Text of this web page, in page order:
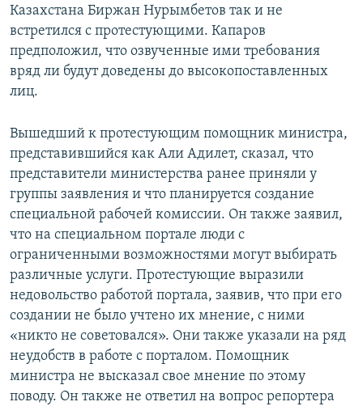
Казахстана Биржан Нурымбетов так и не
встретился с протестующими. Капаров
предположил, что озвученные ими требования
вряд ли будут доведены до высокопоставленных
лиц.
Вышедший к протестующим помощник министра,
представившийся как Али Адилет, сказал, что
представители министерства ранее приняли у
группы заявления и что планируется создание
специальной рабочей комиссии. Он также заявил,
что на специальном портале люди с
ограниченными возможностями могут выбирать
различные услуги. Протестующие выразили
недовольство работой портала, заявив, что при его
создании не было учтено их мнение, с ними
«никто не советовался». Они также указали на ряд
неудобств в работе с порталом. Помощник
министра не высказал свое мнение по этому
поводу. Он также не ответил на вопрос репортера